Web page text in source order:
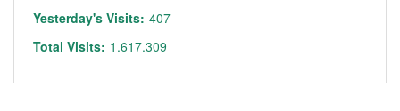
Yesterday's Visits: 407
Total Visits: 1.617.309